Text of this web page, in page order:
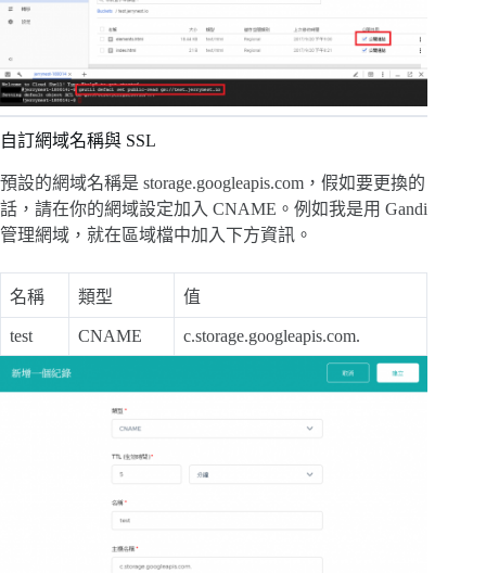
自訂網域名稱與 SSL
預設的網域名稱是 storage.googleapis.com，假如要更換的
話，請在你的網域設定加入 CNAME。例如我是用 Gandi
管理網域，就在區域檔中加入下方資訊。
名稱 類型 值
test CNAME c.storage.googleapis.com.